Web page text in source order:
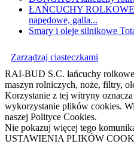
ŁAŃCUCHY ROLKOWE
napędowe, galla...
Smary i oleje silnikowe
Zarządzaj ciasteczkami
RAI-BUD S.C. łańcuchy
maszyn rolniczych, noże, filtry,
Korzystanie z tej witryny
wykorzystanie plików cookies.
naszej Polityce Cookies.
Nie pokazuj więcej tego
USTAWIENIA PLIKÓW